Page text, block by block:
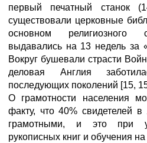
первый печатный станок
существовали церковные
основном религиозного
выдавались на 13 недель за
Вокруг бушевали страсти
деловая Англия
последующих поколений [15,
О грамотности населения
факту, что 40% свидетелей
грамотными, и это при
рукописных книг и обучения